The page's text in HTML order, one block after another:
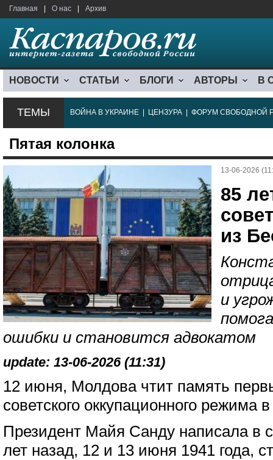
Главная О нас Архив
НОВОСТИ СТАТЬИ БЛОГИ АВТОРЫ В
ТЕМЫ ВОЙНА В УКРАИНЕ ЦЕНЗУРА ФОРУМ СВОБОДНОЙ
Пятая колонка
13-06-2026
85
из
и
ошибки и становится адвокатом
update: 13-06-2026 (11:31)
12 июня, Молдова чтит память
советского оккупационного
Президент Майя Санду написала в
лет назад, 12 и 13 июня 1941 года,